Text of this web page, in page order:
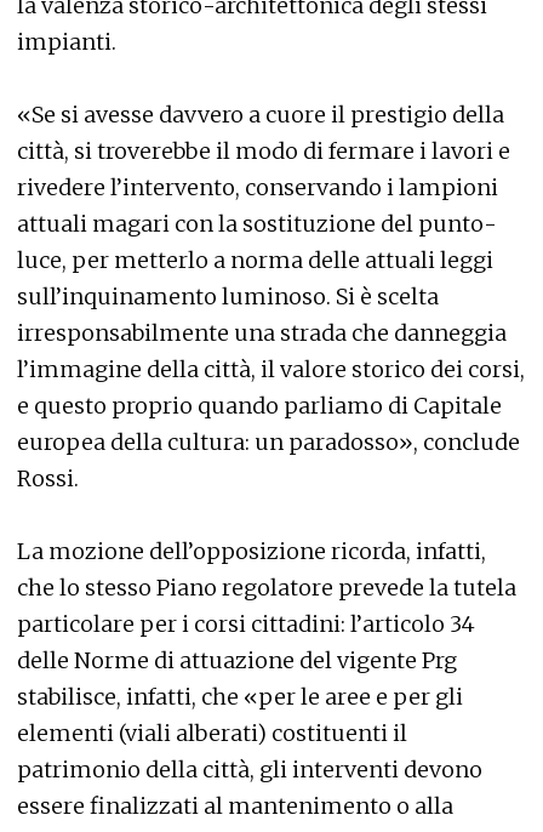
impianti.
«Se si avesse davvero a cuore il prestigio della
città, si troverebbe il modo di fermare i lavori e
rivedere l’intervento, conservando i lampioni
attuali magari con la sostituzione del punto-
luce, per metterlo a norma delle attuali leggi
sull’inquinamento luminoso. Si è scelta
irresponsabilmente una strada che danneggia
l’immagine della città, il valore storico dei corsi,
e questo proprio quando parliamo di Capitale
europea della cultura: un paradosso», conclude
Rossi.
La mozione dell’opposizione ricorda, infatti,
che lo stesso Piano regolatore prevede la tutela
particolare per i corsi cittadini: l’articolo 34
delle Norme di attuazione del vigente Prg
stabilisce, infatti, che «per le aree e per gli
elementi (viali alberati) costituenti il
patrimonio della città, gli interventi devono
essere finalizzati al mantenimento o alla